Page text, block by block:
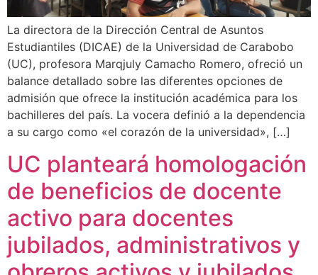
La directora de la Dirección Central de Asuntos
Estudiantiles (DICAE) de la Universidad de Carabobo
(UC), profesora Marqjuly Camacho Romero, ofreció un
balance detallado sobre las diferentes opciones de
admisión que ofrece la institución académica para los
bachilleres del país. La vocera definió a la dependencia
a su cargo como «el corazón de la universidad», […]
UC planteará homologación
de beneficios de docente
activo para docentes
jubilados, administrativos y